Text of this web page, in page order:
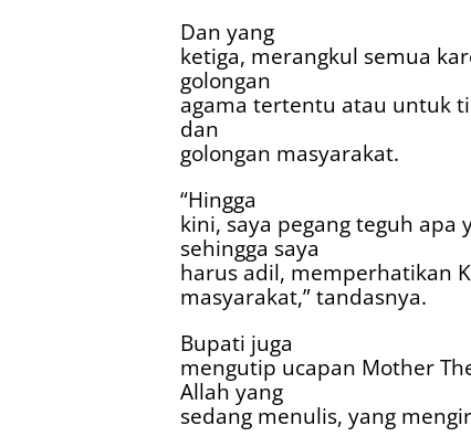
Dan yang
ketiga, merangkul semua
golongan
agama tertentu atau untuk
dan
golongan masyarakat.
“Hingga
kini, saya pegang teguh apa
sehingga saya
harus adil, memperhatikan
masyarakat,” tandasnya.
Bupati juga
mengutip ucapan Mother
Allah yang
sedang menulis, yang